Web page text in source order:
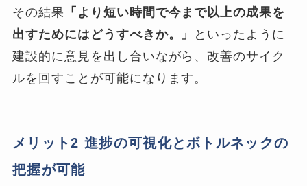
その結果 「より短い時間で今まで以上の成果を
出すためにはどうすべきか。」
といったように
建設的に意見を出し合いながら、改善のサイク
ルを回すことが可能になります。
メリット2 進捗の可視化とボトルネックの
把握が可能